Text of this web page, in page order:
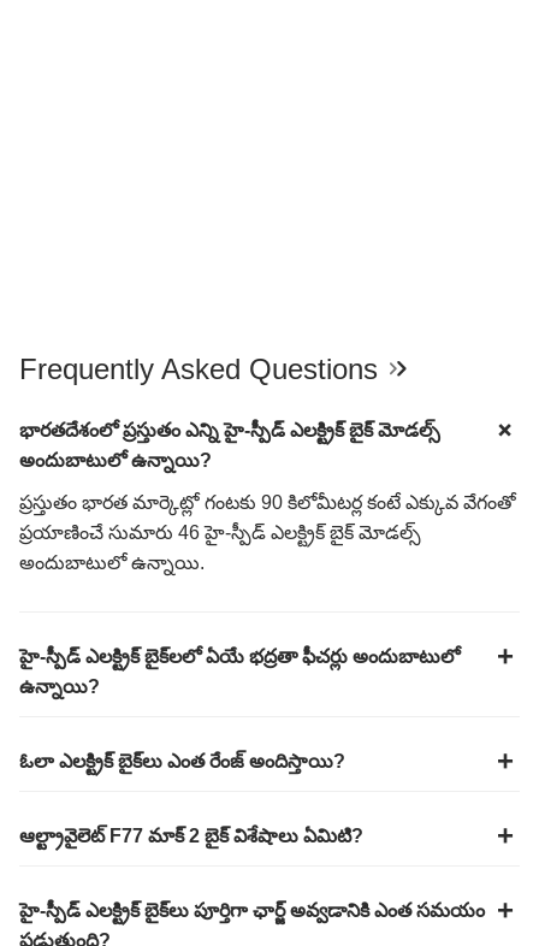
Frequently Asked Questions
భారతదేశంలో ప్రస్తుతం ఎన్ని హై-స్పీడ్ ఎలక్ట్రిక్ బైక్ మోడల్స్
అందుబాటులో ఉన్నాయి?
ప్రస్తుతం భారత మార్కెట్లో గంటకు 90 కిలోమీటర్ల కంటే ఎక్కువ వేగంతో
ప్రయాణించే సుమారు 46 హై-స్పీడ్ ఎలక్ట్రిక్ బైక్ మోడల్స్
అందుబాటులో ఉన్నాయి.
హై-స్పీడ్ ఎలక్ట్రిక్ బైక్‌లలో ఏయే భద్రతా ఫీచర్లు అందుబాటులో
ఉన్నాయి?
ఓలా ఎలక్ట్రిక్ బైక్‌లు ఎంత రేంజ్ అందిస్తాయి?
ఆల్ట్రావైలెట్ F77 మాక్ 2 బైక్ విశేషాలు ఏమిటి?
హై-స్పీడ్ ఎలక్ట్రిక్ బైక్‌లు పూర్తిగా ఛార్జ్ అవ్వడానికి ఎంత సమయం
పడుతుంది?